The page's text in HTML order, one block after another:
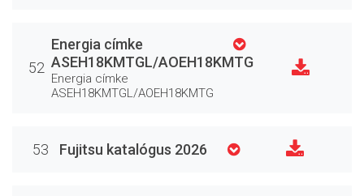
52
Energia címke
ASEH18KMTGL/AOEH18KMTG
Energia címke
ASEH18KMTGL/AOEH18KMTG
53 Fujitsu katalógus 2026